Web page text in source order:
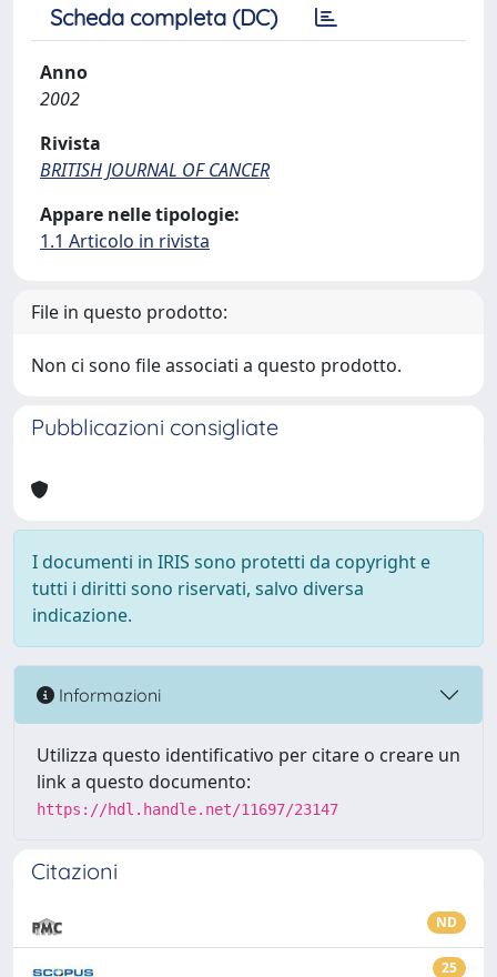
Scheda completa (DC)
Anno
2002
Rivista
BRITISH JOURNAL OF CANCER
Appare nelle tipologie:
1.1 Articolo in rivista
File in questo prodotto:
Non ci sono file associati a questo prodotto.
Pubblicazioni consigliate
I documenti in IRIS sono protetti da copyright e
tutti i diritti sono riservati, salvo diversa
indicazione.
Informazioni
Utilizza questo identificativo per citare o creare un
link a questo documento:
https://hdl.handle.net/11697/23147
Citazioni
ND
25